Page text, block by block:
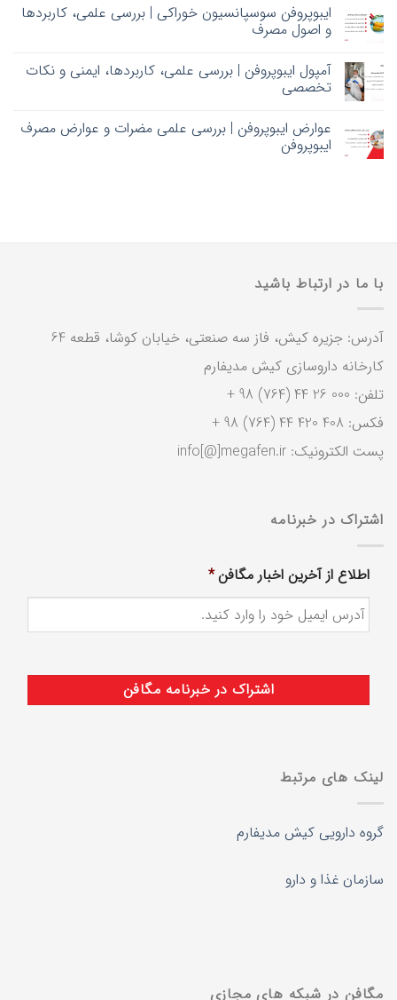
ایبوپروفن سوسپانسیون خوراکی | بررسی علمی، کاربردها
و اصول مصرف
آمپول ایبوپروفن | بررسی علمی، کاربردها، ایمنی و نکات
تخصصی
عوارض ایبوپروفن | بررسی علمی مضرات و عوارض مصرف
ایبوپروفن
با ما در ارتباط باشید
آدرس: جزیره کیش، فاز سه صنعتی، خیابان کوشا، قطعه 64
کارخانه داروسازی کیش مدیفارم
تلفن: 000 26 44 (764) 98 +
فکس: 408 420 44 (764) 98 +
پست الکترونیک: info[@]megafen.ir
اشتراک در خبرنامه
اطلاع از آخرین اخبار مگافن*
لینک های مرتبط
گروه دارویی کیش مدیفارم
سازمان غذا و دارو
مگافن در شبکه های مجازی